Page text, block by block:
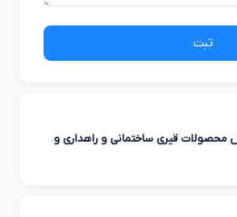
ثبت
محصولات قیری ساختمانی و راهداری و